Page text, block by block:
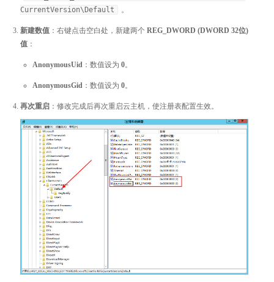
CurrentVersion\Default
。
新建数值 ：右键点击空白处，新建两个 REG_DWORD (DWORD 32位)
值 ：
AnonymousUid ：数值设为 0。
AnonymousGid ：数值设为 0。
再次重启 ：修改完成后再次重启云主机，使注册表配置生效。